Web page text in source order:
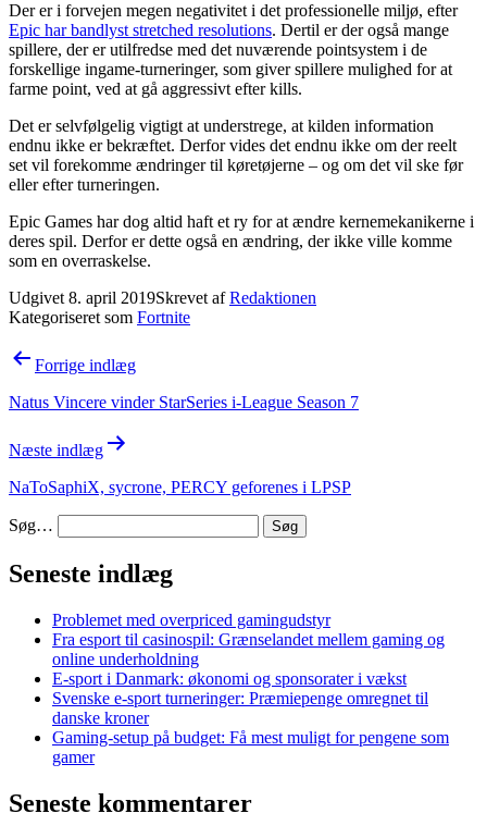
Der er i forvejen megen negativitet i det professionelle miljø, efter
Epic har bandlyst stretched resolutions. Dertil er der også mange
spillere, der er utilfredse med det nuværende pointsystem i de
forskellige ingame-turneringer, som giver spillere mulighed for at
farme point, ved at gå aggressivt efter kills.
Det er selvfølgelig vigtigt at understrege, at kilden information
endnu ikke er bekræftet. Derfor vides det endnu ikke om der reelt
set vil forekomme ændringer til køretøjerne – og om det vil ske før
eller efter turneringen.
Epic Games har dog altid haft et ry for at ændre kernemekanikerne i
deres spil. Derfor er dette også en ændring, der ikke ville komme
som en overraskelse.
Udgivet 8. april 2019Skrevet afRedaktionen
Kategoriseret som Fortnite
Indlægsnavigation
Forrige indlæg
Natus Vincere vinder StarSeries i-League Season 7
Næste indlæg
NaToSaphiX, sycrone, PERCY geforenes i LPSP
Søg…
Seneste indlæg
Problemet med overpriced gamingudstyr
Fra esport til casinospil: Grænselandet mellem gaming og
online underholdning
E-sport i Danmark: økonomi og sponsorater i vækst
Svenske e-sport turneringer: Præmiepenge omregnet til
danske kroner
Gaming-setup på budget: Få mest muligt for pengene som
gamer
Seneste kommentarer